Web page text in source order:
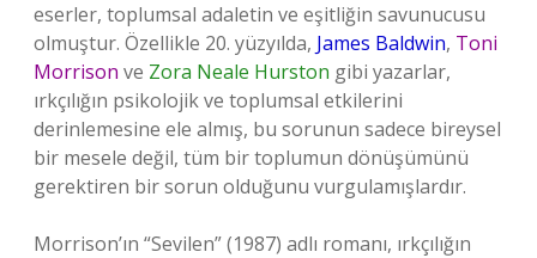
eserler, toplumsal adaletin ve eşitliğin savunucusu
olmuştur. Özellikle 20. yüzyılda, James Baldwin, Toni
Morrison ve Zora Neale Hurston gibi yazarlar,
ırkçılığın psikolojik ve toplumsal etkilerini
derinlemesine ele almış, bu sorunun sadece bireysel
bir mesele değil, tüm bir toplumun dönüşümünü
gerektiren bir sorun olduğunu vurgulamışlardır.
Morrison’ın “Sevilen” (1987) adlı romanı, ırkçılığın